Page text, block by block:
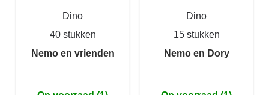
Dino
40 stukken
Nemo en vrienden
Dino
15 stukken
Nemo en Dory